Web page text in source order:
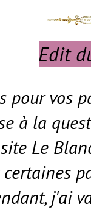
Edit
pour vos
à la
Le
j'ai